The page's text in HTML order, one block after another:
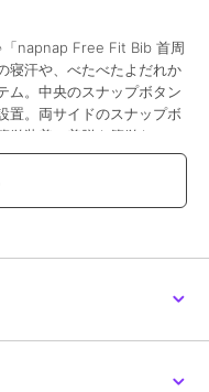
「napnap Free Fit Bib 首周
寝汗や、べたべたよだれか
ム。中央のスナップボタン
置。両サイドのスナップボ
単装着。着脱も簡単なの
力的。カバーを付けたまま
なのが、嬉しいポイント。
材を表生地に使用♪デリ